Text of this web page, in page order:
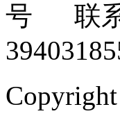
号 联系